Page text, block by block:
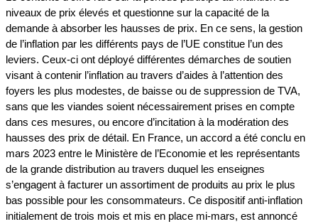
niveaux de prix élevés et questionne sur la capacité de la
demande à absorber les hausses de prix. En ce sens, la gestion
de l’inflation par les différents pays de l’UE constitue l’un des
leviers. Ceux-ci ont déployé différentes démarches de soutien
visant à contenir l’inflation au travers d’aides à l’attention des
foyers les plus modestes, de baisse ou de suppression de TVA,
sans que les viandes soient nécessairement prises en compte
dans ces mesures, ou encore d’incitation à la modération des
hausses des prix de détail. En France, un accord a été conclu en
mars 2023 entre le Ministère de l’Economie et les représentants
de la grande distribution au travers duquel les enseignes
s’engagent à facturer un assortiment de produits au prix le plus
bas possible pour les consommateurs. Ce dispositif anti-inflation
initialement de trois mois et mis en place mi-mars, est annoncé